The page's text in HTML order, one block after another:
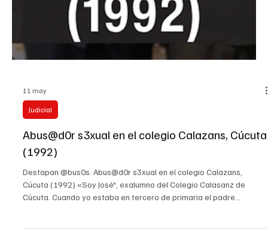
11 may
Judicial
Abus@d0r s3xual en el colegio Calazans, Cúcuta
(1992)
Destapan @bus0s. Abus@d0r s3xual en el colegio Calazans,
Ceferino Avilés abusó s3xualm3nt3 de mí. Yo tenía